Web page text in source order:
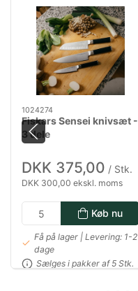
1024274
Fiskars Sensei knivsæt -
3 dele
DKK 375,00 / Stk.
DKK 300,00 ekskl. moms
Køb nu
Få på lager | Levering: 1-2
dage
Sælges i pakker af 5 Stk.